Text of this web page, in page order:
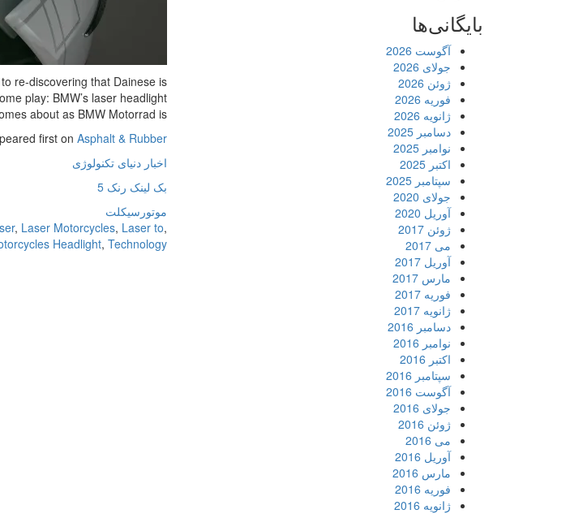
re-discovering that Dainese is
play: BMW’s laser headlight
about as BMW Motorrad is […]
first on Asphalt & Rubber
اخبار دنیای تکنولوژی
بک لینک رنک 5
موتورسیکلت
, Laser Motorcycles, Laser to,
Headlight, Technology
بایگانی‌ها
آگوست 2026
جولای 2026
ژوئن 2026
فوریه 2026
ژانویه 2026
دسامبر 2025
نوامبر 2025
اکتبر 2025
سپتامبر 2025
جولای 2020
آوریل 2020
ژوئن 2017
می 2017
آوریل 2017
مارس 2017
فوریه 2017
ژانویه 2017
دسامبر 2016
نوامبر 2016
اکتبر 2016
سپتامبر 2016
آگوست 2016
جولای 2016
ژوئن 2016
می 2016
آوریل 2016
مارس 2016
فوریه 2016
ژانویه 2016